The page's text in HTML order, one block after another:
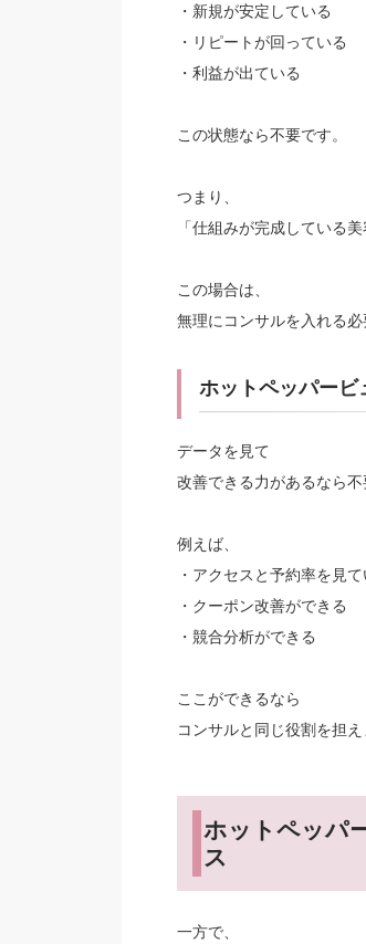
・新規が安定している
・リピートが回っている
・利益が出ている
この状態なら不要です。
つまり、
「仕組みが完成している美
この場合は、
無理にコンサルを入れる必
ホットペッパー
データを見て
改善できる力があるなら不
例えば、
・アクセスと予約率を見て
・クーポン改善ができる
・競合分析ができる
ここができるなら
コンサルと同じ役割を担え
ホットペッパ
ス
一方で、